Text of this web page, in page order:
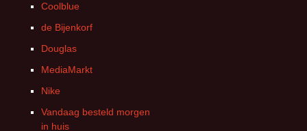
Coolblue
de Bijenkorf
Douglas
MediaMarkt
Nike
Vandaag besteld morgen
in huis